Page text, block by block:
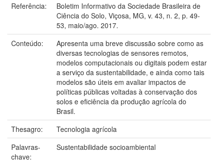
Referência:
Boletim Informativo da Sociedade Brasileira de
Ciência do Solo, Viçosa, MG, v. 43, n. 2, p. 49-
53, maio/ago. 2017.
Conteúdo:
Apresenta uma breve discussão sobre como as
diversas tecnologias de sensores remotos,
modelos computacionais ou digitais podem estar
a serviço da sustentabilidade, e ainda como tais
modelos são úteis em avaliar impactos de
políticas públicas voltadas à conservação dos
solos e eficiência da produção agrícola do
Brasil.
Thesagro:
Tecnologia agrícola
Palavras-
chave:
Sustentabilidade socioambiental